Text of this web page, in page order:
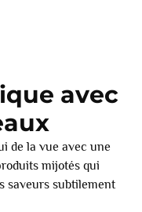
avec
de la vue avec une
mijotés qui
saveurs subtilement